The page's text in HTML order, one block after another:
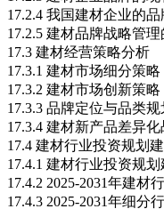
17.2.4 我国建材企业的
17.2.5 建材品牌战略管
17.3 建材经营策略分析
17.3.1 建材市场细分策略
17.3.2 建材市场创新策略
17.3.3 品牌定位与品类规
17.3.4 建材新产品差异化
17.4 建材行业投资规划
17.4.1 建材行业投资规划
17.4.2 2025-2031年建材
17.4.3 2025-2031年细分